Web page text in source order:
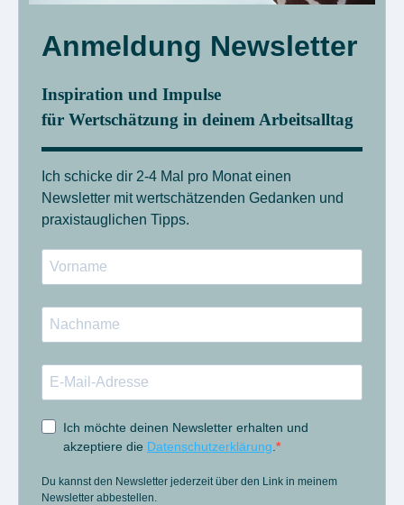
Anmeldung Newsletter
Inspiration und Impulse
für Wertschätzung in deinem Arbeitsalltag
Ich schicke dir 2-4 Mal pro Monat einen
Newsletter mit wertschätzenden Gedanken und
praxistauglichen Tipps.
Ich möchte deinen Newsletter erhalten und
akzeptiere die Datenschutzerklärung
Du kannst den Newsletter jederzeit über den Link in meinem
Newsletter abbestellen.